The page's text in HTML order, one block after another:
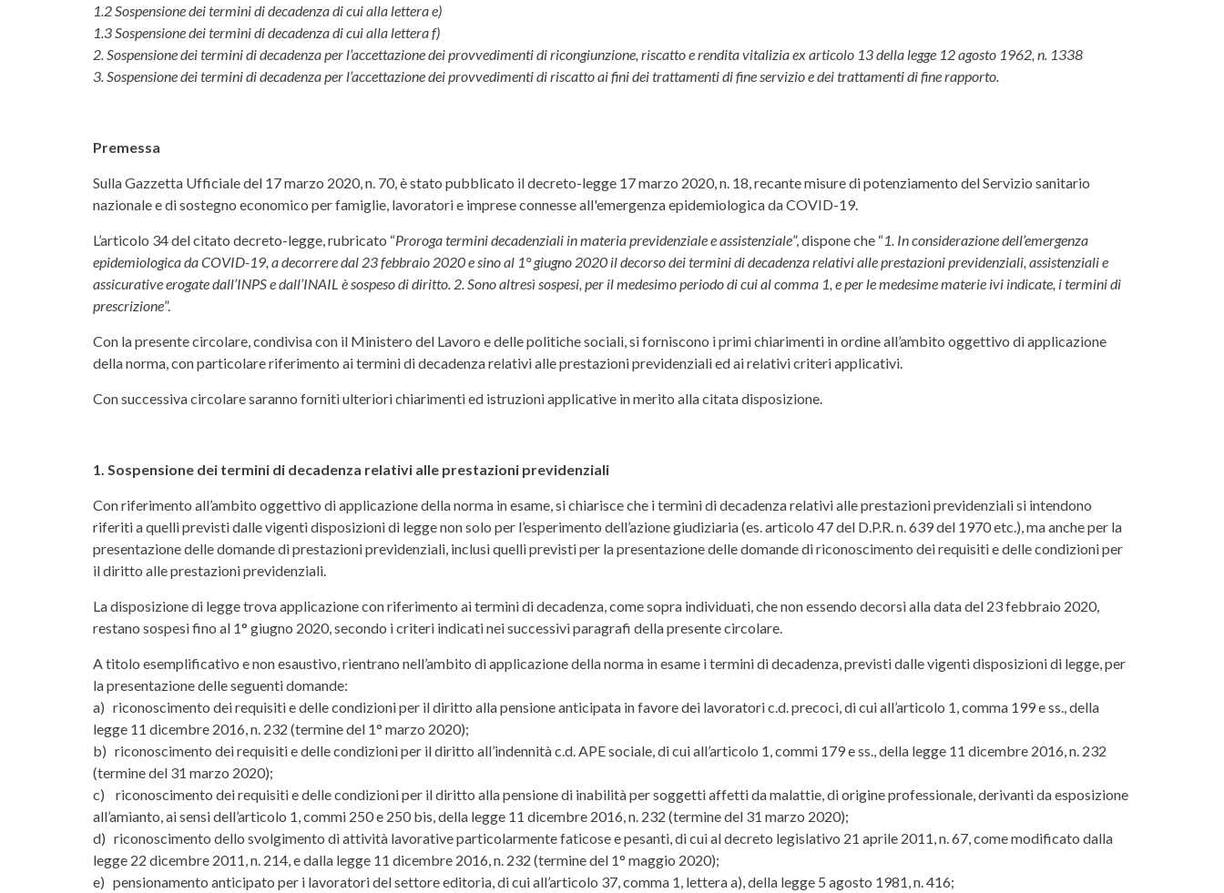
1.2 Sospensione dei termini di decadenza di cui alla lettera e)
1.3 Sospensione dei termini di decadenza di cui alla lettera f)
2. Sospensione dei termini di decadenza per l’accettazione dei provvedimenti di ricongiunzione, riscatto e rendita vitalizia ex articolo 13 della legge 12 agosto 1962, n. 1338
3. Sospensione dei termini di decadenza per l’accettazione dei provvedimenti di riscatto ai fini dei trattamenti di fine servizio e dei trattamenti di fine rapporto.
Premessa
Sulla Gazzetta Ufficiale del 17 marzo 2020, n. 70, è stato pubblicato il decreto-legge 17 marzo 2020, n. 18, recante misure di potenziamento del Servizio sanitario
nazionale e di sostegno economico per famiglie, lavoratori e imprese connesse all'emergenza epidemiologica da COVID-19.
L’articolo 34 del citato decreto-legge, rubricato “Proroga termini decadenziali in materia previdenziale e assistenziale”, dispone che “1. In considerazione dell’emergenza
epidemiologica da COVID-19, a decorrere dal 23 febbraio 2020 e sino al 1° giugno 2020 il decorso dei termini di decadenza relativi alle prestazioni previdenziali, assistenziali e
assicurative erogate dall’INPS e dall’INAIL è sospeso di diritto. 2. Sono altresì sospesi, per il medesimo periodo di cui al comma 1, e per le medesime materie ivi indicate, i termini di
prescrizione”.
Con la presente circolare, condivisa con il Ministero del Lavoro e delle politiche sociali, si forniscono i primi chiarimenti in ordine all’ambito oggettivo di applicazione
della norma, con particolare riferimento ai termini di decadenza relativi alle prestazioni previdenziali ed ai relativi criteri applicativi.
Con successiva circolare saranno forniti ulteriori chiarimenti ed istruzioni applicative in merito alla citata disposizione.
1. Sospensione dei termini di decadenza relativi alle prestazioni previdenziali
Con riferimento all’ambito oggettivo di applicazione della norma in esame, si chiarisce che i termini di decadenza relativi alle prestazioni previdenziali si intendono
riferiti a quelli previsti dalle vigenti disposizioni di legge non solo per l’esperimento dell’azione giudiziaria (es. articolo 47 del D.P.R. n. 639 del 1970 etc.), ma anche per la
presentazione delle domande di prestazioni previdenziali, inclusi quelli previsti per la presentazione delle domande di riconoscimento dei requisiti e delle condizioni per
il diritto alle prestazioni previdenziali.
La disposizione di legge trova applicazione con riferimento ai termini di decadenza, come sopra individuati, che non essendo decorsi alla data del 23 febbraio 2020,
restano sospesi fino al 1° giugno 2020, secondo i criteri indicati nei successivi paragrafi della presente circolare.
A titolo esemplificativo e non esaustivo, rientrano nell’ambito di applicazione della norma in esame i termini di decadenza, previsti dalle vigenti disposizioni di legge, per
la presentazione delle seguenti domande:
a) riconoscimento dei requisiti e delle condizioni per il diritto alla pensione anticipata in favore dei lavoratori c.d. precoci, di cui all’articolo 1, comma 199 e ss., della
legge 11 dicembre 2016, n. 232 (termine del 1° marzo 2020);
b) riconoscimento dei requisiti e delle condizioni per il diritto all’indennità c.d. APE sociale, di cui all’articolo 1, commi 179 e ss., della legge 11 dicembre 2016, n. 232
(termine del 31 marzo 2020);
c) riconoscimento dei requisiti e delle condizioni per il diritto alla pensione di inabilità per soggetti affetti da malattie, di origine professionale, derivanti da esposizione
all’amianto, ai sensi dell’articolo 1, commi 250 e 250 bis, della legge 11 dicembre 2016, n. 232 (termine del 31 marzo 2020);
d) riconoscimento dello svolgimento di attività lavorative particolarmente faticose e pesanti, di cui al decreto legislativo 21 aprile 2011, n. 67, come modificato dalla
legge 22 dicembre 2011, n. 214, e dalla legge 11 dicembre 2016, n. 232 (termine del 1° maggio 2020);
e) pensionamento anticipato per i lavoratori del settore editoria, di cui all’articolo 37, comma 1, lettera a), della legge 5 agosto 1981, n. 416;